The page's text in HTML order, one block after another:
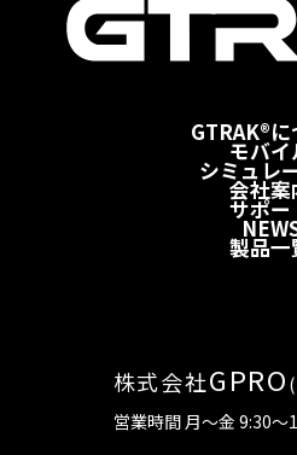
GTRAK®に
モバイ
シミュレ
会社案
サポー
製品一
株式会社GPRO
営業時間 月～金 9:30～